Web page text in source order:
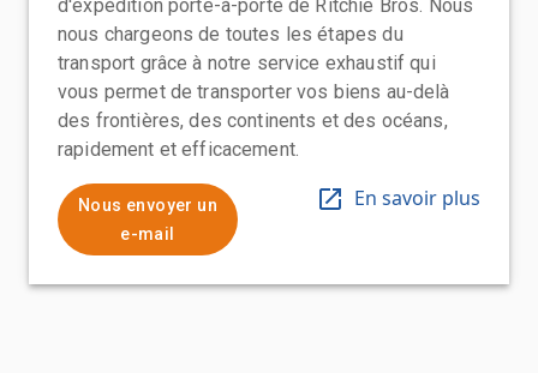
d'expédition porte-à-porte de Ritchie Bros. Nous
nous chargeons de toutes les étapes du
transport grâce à notre service exhaustif qui
vous permet de transporter vos biens au-delà
des frontières, des continents et des océans,
rapidement et efficacement.
Nous envoyer un
e-mail
En savoir plus